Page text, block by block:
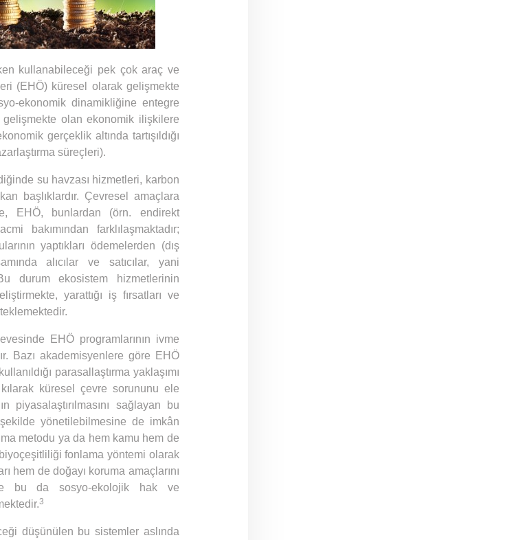
kullanabileceği pek çok araç ve
(EHÖ) küresel olarak gelişmekte
ekonomik dinamikliğine entegre
olan ekonomik ilişkilere
gerçeklik altında tartışıldığı
süreçleri).
su havzası hizmetleri, karbon
başlıklardır. Çevresel amaçlara
EHÖ, bunlardan (örn. endirekt
bakımından farklılaşmaktadır;
yaptıkları ödemelerden (dış
alıcılar ve satıcılar, yani
durum ekosistem hizmetlerinin
yarattığı iş fırsatları ve
EHÖ programlarının ivme
Bazı akademisyenlere göre EHÖ
parasallaştırma yaklaşımı
küresel çevre sorununu ele
piyasalaştırılmasını sağlayan bu
yönetilebilmesine de imkân
metodu ya da hem kamu hem de
fonlama yöntemi olarak
hem de doğayı koruma amaçlarını
bu da sosyo-ekolojik hak ve
3
düşünülen bu sistemler aslında